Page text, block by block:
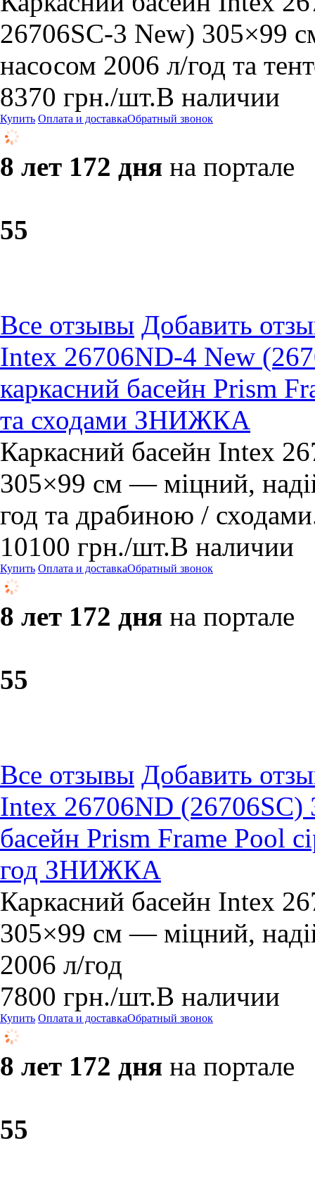
26706SC-3 New) 305×99
насосом 2006 л/год та
8370 грн./шт.В наличии
Купить Оплата и доставкаОбратный звонок
8 лет 172 дня на портале
55
Все отзывы Добавить
Intex 26706ND-4 New
каркасний басейн Prism
та сходами ЗНИЖКА
Каркасний басейн Intex
305×99 см — міцний,
год та драбиною /
10100 грн./шт.В наличии
Купить Оплата и доставкаОбратный звонок
8 лет 172 дня на портале
55
Все отзывы Добавить
Intex 26706ND (26706SC)
басейн Prism Frame Pool
год ЗНИЖКА
Каркасний басейн Intex
305×99 см — міцний,
2006 л/год
7800 грн./шт.В наличии
Купить Оплата и доставкаОбратный звонок
8 лет 172 дня на портале
55